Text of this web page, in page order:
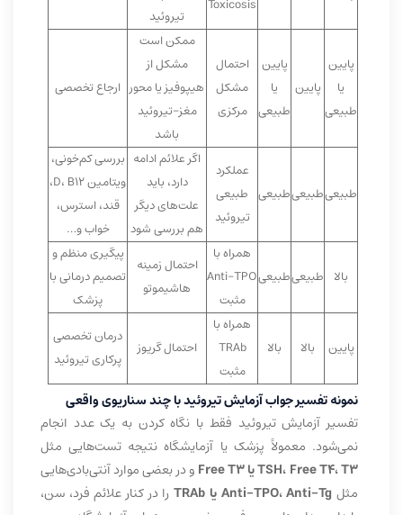
Toxicosis
تیروئید
پایین
یا
طبیعی
پایین
پایین
یا
طبیعی
احتمال
مشکل
مرکزی
ممکن است
مشکل از
هیپوفیز یا محور
مغز-تیروئید
باشد
ارجاع تخصصی
طبیعیطبیعیطبیعی
عملکرد
طبیعی
تیروئید
اگر علائم ادامه
دارد، باید
علت‌های دیگر
هم بررسی شود
بررسی کم‌خونی،
ویتامین D، B12،
قند، استرس،
خواب و…
بالا طبیعیطبیعی
همراه با
Anti-TPO
مثبت
احتمال زمینه
هاشیموتو
پیگیری منظم و
تصمیم درمانی با
پزشک
پایین بالا بالا
همراه با
TRAb
مثبت
احتمال گریوز
درمان تخصصی
پرکاری تیروئید
نمونه تفسیر جواب آزمایش تیروئید با چند سناریوی واقعی
تفسیر آزمایش تیروئید فقط با نگاه کردن به یک عدد انجام
نمی‌شود. معمولاً پزشک یا آزمایشگاه نتیجه تست‌هایی مثل
TSH، Free T4، T3 یا Free T3
و در بعضی موارد آنتی‌بادی‌هایی
مثل Anti-TPO، Anti-Tg یا TRAb
را در کنار علائم فرد، سن،